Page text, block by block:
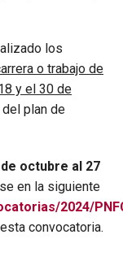
los
o trabajo de
y el 30 de
plan de
octubre al 27
en la siguiente
2024/
convocatoria.